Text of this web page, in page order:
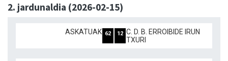
2. jardunaldia (2026-02-15)
ASKATUAK 62 12 C. D. B. ERROIBIDE IRUN
TXURI